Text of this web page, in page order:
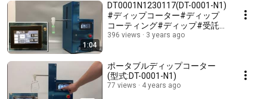
1:04
DT0001N1230117(DT-0001-N1)
#ディップコーター#ディップ
コーティング#ディップ#受託
コート#UVハードコート#撥水
396 views 3 years ago
ポータブルディップコーター
(型式:DT-0001-N1)
77 views 4 years ago